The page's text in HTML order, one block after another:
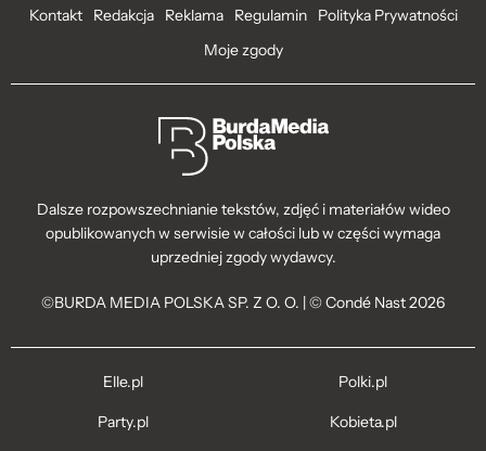
Kontakt Redakcja Reklama Regulamin
Polityka Prywatności
Moje zgody
Dalsze rozpowszechnianie tekstów, zdjęć i materiałów wideo
opublikowanych w serwisie w całości lub w części wymaga
uprzedniej zgody wydawcy.
©BURDA MEDIA POLSKA SP. Z O. O. | © Condé Nast 2026
Elle.pl
Party.pl
Polki.pl
Kobieta.pl